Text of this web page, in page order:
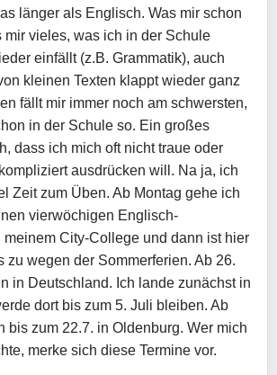
länger als Englisch. Was mir schon
mir vieles, was ich in der Schule
einfällt (z.B. Grammatik), auch
kleinen Texten klappt wieder ganz
fällt mir immer noch am schwersten,
in der Schule so. Ein großes
dass ich mich oft nicht traue oder
ausdrücken will. Na ja, ich
Zeit zum Üben. Ab Montag gehe ich
vierwöchigen Englisch-
meinem City-College und dann ist hier
zu wegen der Sommerferien. Ab 26.
in Deutschland. Ich lande zunächst in
dort bis zum 5. Juli bleiben. Ab
bis zum 22.7. in Oldenburg. Wer mich
merke sich diese Termine vor.